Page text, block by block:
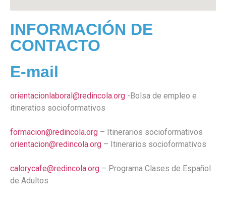
INFORMACIÓN DE
CONTACTO
E-mail
orientacionlaboral@redincola.org -Bolsa de empleo e
itineratios socioformativos
formacion@redincola.org – Itinerarios socioformativos
orientacion@redincola.org – Itinerarios socioformativos
calorycafe@redincola.org – Programa Clases de Español
de Adultos